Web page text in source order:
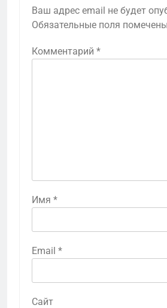
Ваш адрес email не будет
Обязательные поля помечены
Комментарий *
Имя *
Email *
Сайт